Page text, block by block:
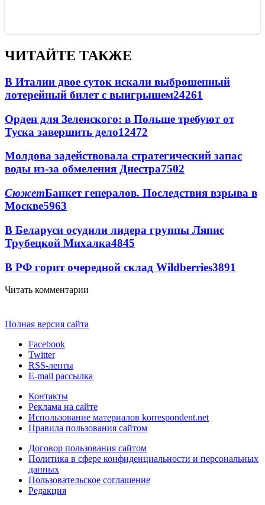
ЧИТАЙТЕ ТАКЖЕ
В Италии двое суток искали выброшенный
лотерейный билет с выигрышем24261
Орден для Зеленского: в Польше требуют от
Туска завершить дело12472
Молдова задействовала стратегический запас
воды из-за обмеления Днестра7502
СюжетБанкет генералов. Последствия взрыва в
Москве5963
В Беларуси осудили лидера группы Ляпис
Трубецкой Михалка4845
В РФ горит очередной склад Wildberries3891
Читать комментарии
Полная версия сайта
Facebook
Twitter
RSS-ленты
E-mail рассылка
Контакты
Реклама на сайте
Использование материалов korrespondent.net
Правила пользования сайтом
Договор пользования сайтом
Политика в сфере конфиденциальности и персональных
данных
Пользовательское соглашение
Редакция